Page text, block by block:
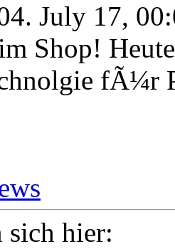
July 17,
Shop!
fÃ¼r
sich hier: